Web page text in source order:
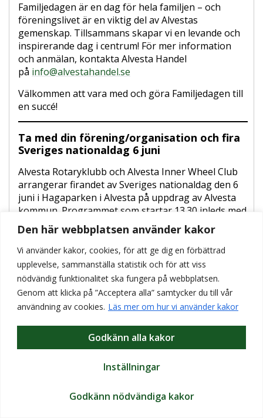
Den här webbplatsen använder kakor
Vi använder kakor, cookies, för att ge dig en förbättrad
upplevelse, sammanställa statistik och för att viss
nödvändig funktionalitet ska fungera på webbplatsen.
Genom att klicka på ”Acceptera alla” samtycker du till vår
användning av cookies. Läs mer om hur vi använder kakor
Inställningar
Godkänn nödvändiga kakor
Godkänn alla kakor
Familjedagen är en dag för hela familjen – och
föreningslivet är en viktig del av Alvestas
gemenskap. Tillsammans skapar vi en levande och
inspirerande dag i centrum! För mer information
och anmälan, kontakta Alvesta Handel
på info@alvestahandel.se
Välkommen att vara med och göra Familjedagen till
en succé!
Ta med din förening/organisation och fira
Sveriges nationaldag 6 juni
Alvesta Rotaryklubb och Alvesta Inner Wheel Club
arrangerar firandet av Sveriges nationaldag den 6
juni i Hagaparken i Alvesta på uppdrag av Alvesta
kommun. Programmet som startar 13.30 inleds med
musikkår och sedvanlig fanborg (fanborg =
uppställd grupp av fanbärare med fanor som
marscherar efter musikkåren fram till scenen där
man ställer upp under hela firandet). Dessutom
varvas olika körframträdanden med
stipendieutdelningar där förtjänstfulla insatser i
kommunen uppmärksammas. Föreningar är
välkomna att medverka och visa upp sig och/eller
medverka i fanborgen (svensk fana eller
föreningsfana) som förgyller firandet. Välkomna!
Kontakt:
Hagart Valtersson, Alvesta Rotaryklubb, 070-547 12